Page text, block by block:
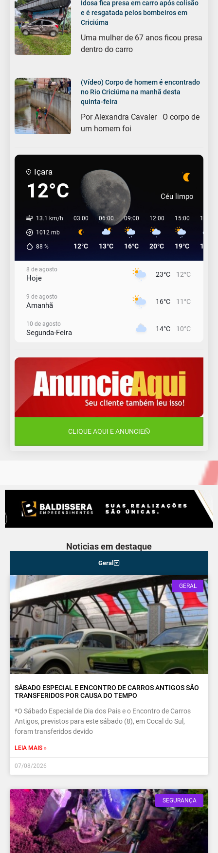
Idosa fica presa em carro após colisão
e é resgatada pelos bombeiros em
Criciúma
Uma mulher de 67 anos ficou presa
dentro do carro
(Vídeo) Corpo de homem é encontrado
no Rio Criciúma na manhã desta
quinta-feira
Por Alexandra Cavaler O corpo de
um homem foi
Içara
12°C Céu limpo
13.1 km/h
1012 mb
88 %
03:00
12°C
06:00
13°C
09:00
16°C
12:00
20°C
15:00
19°C
18:00
17°C
8 de agosto
Hoje 23°C 12°C
9 de agosto
Amanhã 16°C 11°C
10 de agosto
Segunda-Feira 14°C 10°C
Terça-Feira 13°C 11°C
12 de agosto
Quarta-Feira
CLIQUE AQUI E ANUNCIE
Noticias em destaque
Geral
GERAL
SÁBADO ESPECIAL E ENCONTRO DE CARROS ANTIGOS SÃO
TRANSFERIDOS POR CAUSA DO TEMPO
*O Sábado Especial de Dia dos Pais e o Encontro de Carros
Antigos, previstos para este sábado (8), em Cocal do Sul,
foram transferidos devido
LEIA MAIS »
07/08/2026
SEGURANÇA